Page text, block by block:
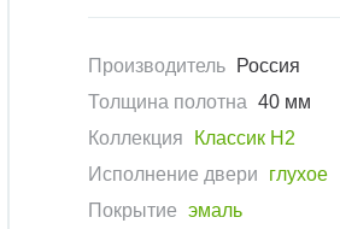
Производитель
Россия
Толщина полотна 40 мм
Коллекция
Классик Н2
Исполнение двери
глухое
Покрытие эмаль